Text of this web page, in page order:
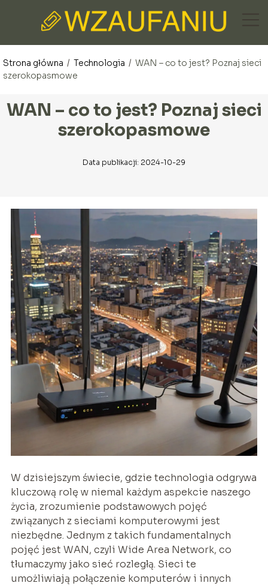
Strona główna / Technologia / WAN – co to jest? Poznaj sieci
szerokopasmowe
WAN – co to jest? Poznaj sieci
szerokopasmowe
Data publikacji: 2024-10-29
W dzisiejszym świecie, gdzie technologia odgrywa
kluczową rolę w niemal każdym aspekcie naszego
życia, zrozumienie podstawowych pojęć
związanych z sieciami komputerowymi jest
niezbędne. Jednym z takich fundamentalnych
pojęć jest WAN, czyli Wide Area Network, co
tłumaczymy jako sieć rozległą. Sieci te
umożliwiają połączenie komputerów i innych